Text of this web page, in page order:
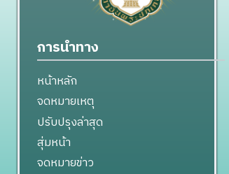
การนำทาง
หน้าหลัก
จดหมายเหตุ
ปรับปรุงล่าสุด
สุ่มหน้า
จดหมายข่าว